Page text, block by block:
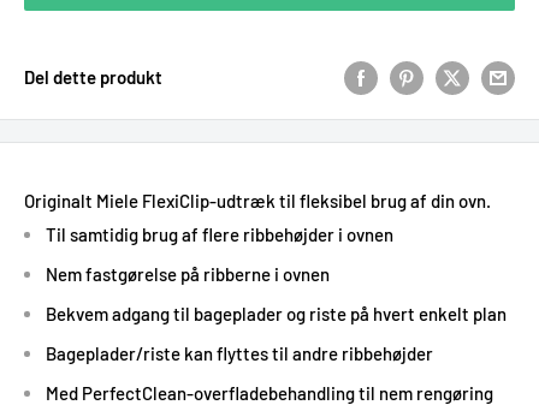
Del dette produkt
Originalt Miele FlexiClip-udtræk til fleksibel brug af din ovn.
Til samtidig brug af flere ribbehøjder i ovnen
Nem fastgørelse på ribberne i ovnen
Bekvem adgang til bageplader og riste på hvert enkelt plan
Bageplader/riste kan flyttes til andre ribbehøjder
Med PerfectClean-overfladebehandling til nem rengøring